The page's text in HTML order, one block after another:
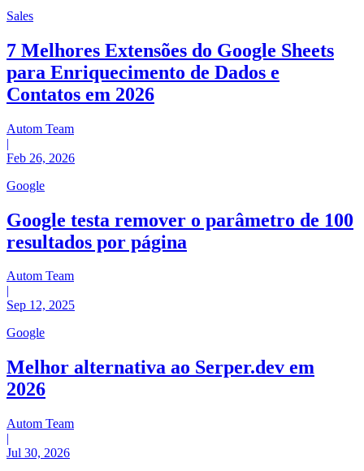
Sales
7 Melhores Extensões do Google Sheets
para Enriquecimento de Dados e
Contatos em 2026
Autom Team
|
Feb 26, 2026
Google
Google testa remover o parâmetro de 100
resultados por página
Autom Team
|
Sep 12, 2025
Google
Melhor alternativa ao Serper.dev em
2026
Autom Team
|
Jul 30, 2026